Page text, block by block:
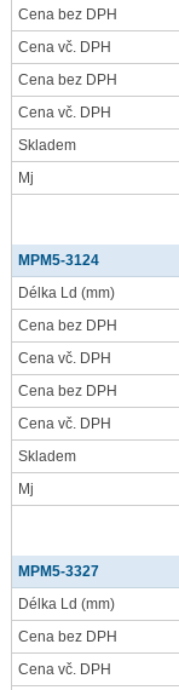
Cena bez DPH
Cena vč. DPH
Cena bez DPH
Cena vč. DPH
Skladem
Mj
MPM5-3124
Délka Ld (mm)
Cena bez DPH
Cena vč. DPH
Cena bez DPH
Cena vč. DPH
Skladem
Mj
MPM5-3327
Délka Ld (mm)
Cena bez DPH
Cena vč. DPH